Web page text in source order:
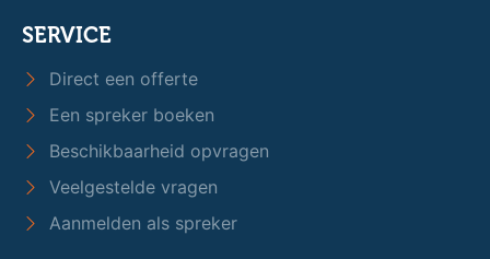
SERVICE
Direct een offerte
Een spreker boeken
Beschikbaarheid opvragen
Veelgestelde vragen
Aanmelden als spreker